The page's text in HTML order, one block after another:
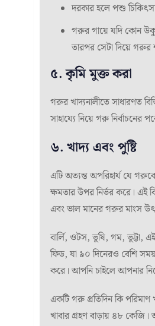
দরকার হলে পশু
গরুর গায়ে যদি কোন
তারপর সেটা দিয়ে গরুর
৫. কৃমি মুক্ত করা
গরুর খাদ্যনালীতে সাধারণত
সাহায্যে নিয়ে গরু
৬. খাদ্য এবং পুষ্টি
এটি অত্যন্ত অপরিহার্য যে
ক্ষমতার উপর নির্ভর করে। এই
এবং ভাল মানের গরুর মাংস
বার্লি, ওটস, ভুষি, গম, ভুট্টা,
ফিড, যা ৯০ দিনেরও বেশি
করে। আপনি চাইলে আপনার
একটি গরু প্রতিদিন কি
খাবার গ্রহণ বাড়ায় ৪৮